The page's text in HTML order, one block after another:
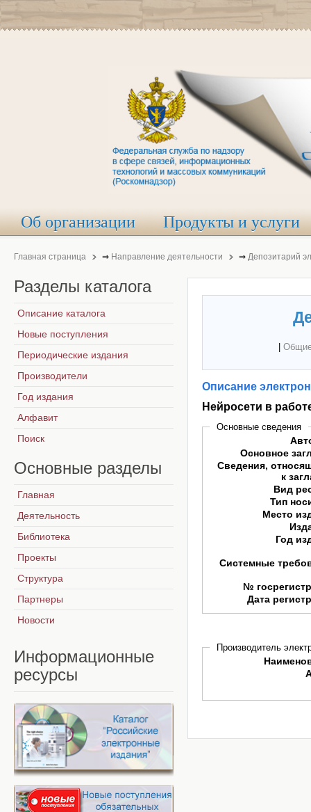
Об организации Продукты и услуги
Главная страница ⇒ Направление деятельности ⇒ Депозитарий
Описание
Нейросети в
Основные сведения
Основное
Сведения,
к
Вид
Тип
Место
Год
Системные
№
Дата
Производитель
Разделы каталога
Описание каталога
Новые поступления
Периодические издания
Производители
Год издания
Алфавит
Поиск
Основные разделы
Главная
Деятельность
Библиотека
Проекты
Структура
Партнеры
Новости
Информационные
ресурсы